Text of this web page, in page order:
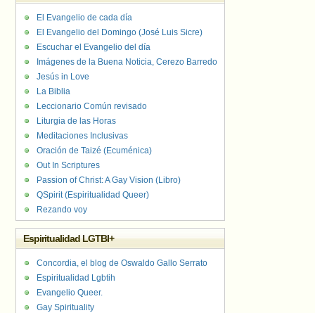
El Evangelio de cada día
El Evangelio del Domingo (José Luis Sicre)
Escuchar el Evangelio del día
Imágenes de la Buena Noticia, Cerezo Barredo
Jesús in Love
La Biblia
Leccionario Común revisado
Liturgia de las Horas
Meditaciones Inclusivas
Oración de Taizé (Ecuménica)
Out In Scriptures
Passion of Christ: A Gay Vision (Libro)
QSpirit (Espiritualidad Queer)
Rezando voy
Espiritualidad LGTBI+
Concordia, el blog de Oswaldo Gallo Serrato
Espiritualidad Lgbtih
Evangelio Queer.
Gay Spirituality